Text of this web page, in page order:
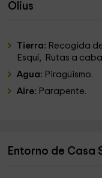
Olius
Tierra: Recogida
Esquí, Rutas a
Agua: Piragüismo.
Aire: Parapente.
Entorno de Casa